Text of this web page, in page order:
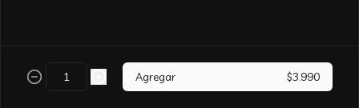
Agregar $3.990